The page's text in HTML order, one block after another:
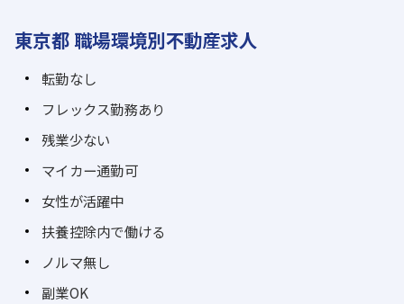
東京都 職場環境別不動産求人
転勤なし
フレックス勤務あり
残業少ない
マイカー通勤可
女性が活躍中
扶養控除内で働ける
ノルマ無し
副業OK